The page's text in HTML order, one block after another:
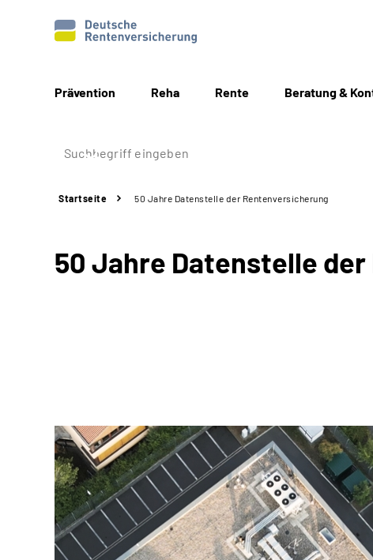
Prävention Reha Rente Beratung &
Startseite 50 Jahre Datenstelle der Rentenversicherung
50 Jahre Datenstelle